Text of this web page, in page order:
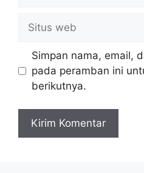
web
Simpan nama, email,
pada peramban ini
berikutnya.